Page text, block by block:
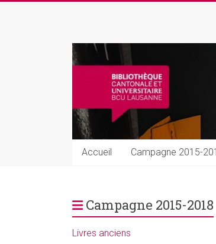
Rarissima
Livres
manuscrits
Accueil Campagne 2015-
Campagne 2015-2018
Livres anciens